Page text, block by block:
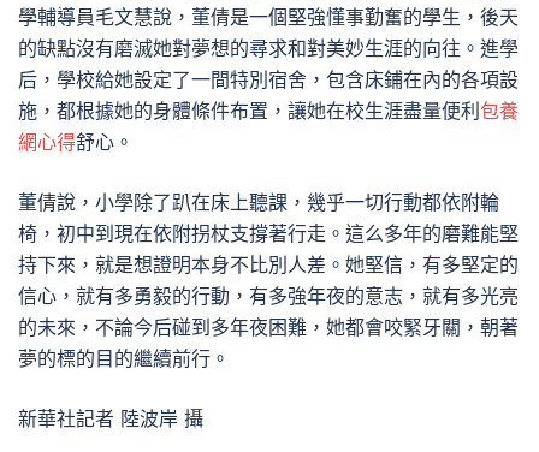
學輔導員毛文慧說，董倩是一個堅強懂事勤奮的學生，後天
的缺點沒有磨滅她對夢想的尋求和對美妙生涯的向往。進學
后，學校給她設定了一間特別宿舍，包含床鋪在內的各項設
施，都根據她的身體條件布置，讓她在校生涯盡量便利 包養
網心得舒心。
董倩說，小學除了趴在床上聽課，幾乎一切行動都依附輪
椅，初中到現在依附拐杖支撐著行走。這么多年的磨難能堅
持下來，就是想證明本身不比別人差。她堅信，有多堅定的
信心，就有多勇毅的行動，有多強年夜的意志，就有多光亮
的未來，不論今后碰到多年夜困難，她都會咬緊牙關，朝著
夢的標的目的繼續前行。
新華社記者 陸波岸 攝